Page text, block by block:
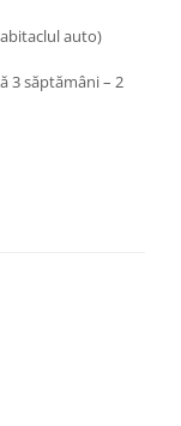
auto)
3 săptămâni – 2